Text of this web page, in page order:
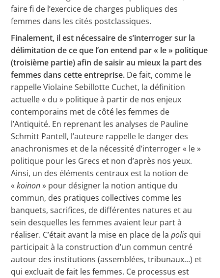
faire fi de l’exercice de charges publiques des
femmes dans les cités postclassiques.
Finalement, il est nécessaire de s’interroger sur la
délimitation de ce que l’on entend par « le » politique
(troisième partie) afin de saisir au mieux la part des
femmes dans cette entreprise. De fait, comme le
rappelle Violaine Sebillotte Cuchet, la définition
actuelle « du » politique à partir de nos enjeux
contemporains met de côté les femmes de
l’Antiquité. En reprenant les analyses de Pauline
Schmitt Pantell, l’auteure rappelle le danger des
anachronismes et de la nécessité d’interroger « le »
politique pour les Grecs et non d’après nos yeux.
Ainsi, un des éléments centraux est la notion de
« koinon» pour désigner la notion antique du
commun, des pratiques collectives comme les
banquets, sacrifices, de différentes natures et au
sein desquelles les femmes avaient leur part à
réaliser. C’était avant la mise en place de lapolis qui
participait à la construction d’un commun centré
autour des institutions (assemblées, tribunaux…) et
qui excluait de fait les femmes. Ce processus est